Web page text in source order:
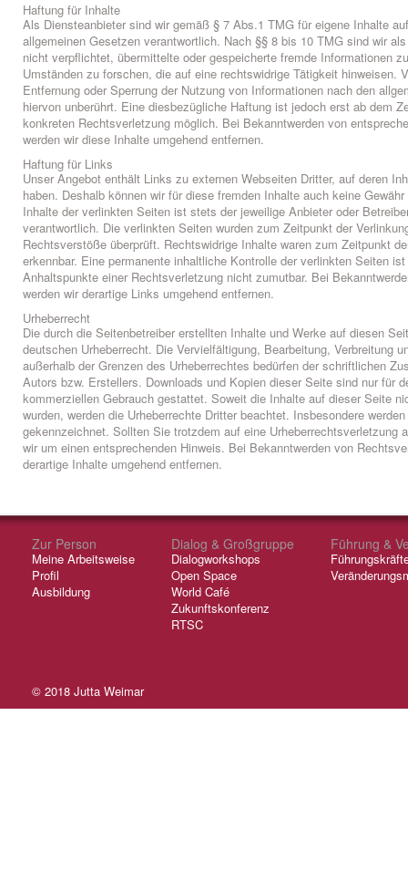
Haftung für Inhalte
Als Diensteanbieter sind wir gemäß § 7 Abs.1 TMG für eigene Inhalte
allgemeinen Gesetzen verantwortlich. Nach §§ 8 bis 10 TMG sind wir
nicht verpflichtet, übermittelte oder gespeicherte fremde Informationen
Umständen zu forschen, die auf eine rechtswidrige Tätigkeit hinweisen.
Entfernung oder Sperrung der Nutzung von Informationen nach den
hiervon unberührt. Eine diesbezügliche Haftung ist jedoch erst ab dem
konkreten Rechtsverletzung möglich. Bei Bekanntwerden von
werden wir diese Inhalte umgehend entfernen.
Haftung für Links
Unser Angebot enthält Links zu externen Webseiten Dritter, auf deren
haben. Deshalb können wir für diese fremden Inhalte auch keine
Inhalte der verlinkten Seiten ist stets der jeweilige Anbieter oder
verantwortlich. Die verlinkten Seiten wurden zum Zeitpunkt der
Rechtsverstöße überprüft. Rechtswidrige Inhalte waren zum Zeitpunkt
erkennbar. Eine permanente inhaltliche Kontrolle der verlinkten Seiten
Anhaltspunkte einer Rechtsverletzung nicht zumutbar. Bei
werden wir derartige Links umgehend entfernen.
Urheberrecht
Die durch die Seitenbetreiber erstellten Inhalte und Werke auf diesen
deutschen Urheberrecht. Die Vervielfältigung, Bearbeitung, Verbreitung
außerhalb der Grenzen des Urheberrechtes bedürfen der schriftlichen
Autors bzw. Erstellers. Downloads und Kopien dieser Seite sind nur für
kommerziellen Gebrauch gestattet. Soweit die Inhalte auf dieser Seite
wurden, werden die Urheberrechte Dritter beachtet. Insbesondere
gekennzeichnet. Sollten Sie trotzdem auf eine Urheberrechtsverletzung
wir um einen entsprechenden Hinweis. Bei Bekanntwerden von
derartige Inhalte umgehend entfernen.
Zur Person
Meine Arbeitsweise
Profil
Ausbildung
Dialog & Großgruppe
Dialogworkshops
Open Space
World Café
Zukunftskonferenz
RTSC
Führung &
© 2018 Jutta Weimar